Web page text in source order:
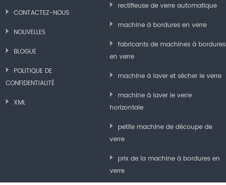
CONTACTEZ-NOUS
NOUVELLES
BLOGUE
POLITIQUE DE
CONFIDENTIALITÉ
XML
rectifieuse de verre automatique
machine à bordures en verre
fabricants de machines à bordures
en verre
machine à laver et sécher le verre
machine à laver le verre
horizontale
petite machine de découpe de
verre
prix de la machine à bordures en
verre